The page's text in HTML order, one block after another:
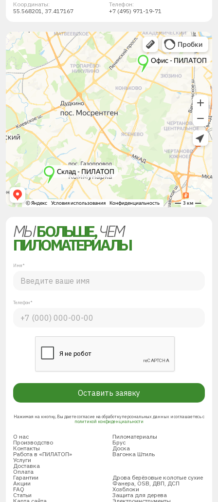
Координаты:
55.568201, 37.417167
Телефон:
+7 (495) 971-19-71
МЫБОЛЬШЕ,ЧЕМ
ПИЛОМАТЕРИАЛЫ
Имя*
Телефон*
Оставить заявку
Нажимая на кнопку, Вы даете согласие на обработку персональных данных и соглашаетесь с
политикой конфиденциальности
О нас
Производство
Контакты
Работа в «ПИЛАТОП»
Услуги
Доставка
Оплата
Гарантии
Акции
FAQ
Статьи
Пиломатериалы
Брус
Доска
Вагонка Штиль
Дрова берёзовые колотые сухие
Фанера, OSB, ДВП, ДСП
Хозблоки
Защита для дерева